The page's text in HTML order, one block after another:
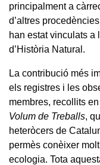
principalment a
d’altres
han estat vinculats a
d’Història Natural.
La contribució més
els registres i les
membres, recollits
Volum de Treballs,
heteròcers de
permès conèixer
ecologia. Tota